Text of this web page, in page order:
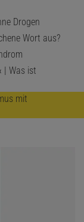
Drogen
Wort aus?
| Was ist
mit